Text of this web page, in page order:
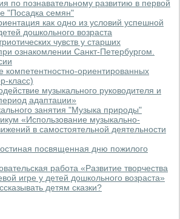
по познавательному развитию в первой
"Посадка семян"
как одно из условий успешной
дошкольного возраста
чувств у старших
ознакомлении Санкт-Петербургом.
компетентностно-ориентированных
класс)
музыкального руководителя и
адаптации»
занятия "Музыка природы"
«Использование музыкально-
в самостоятельной деятельности
посвященная дню пожилого
работа «Развитие творчества
игре у детей дошкольного возраста»
детям сказки?